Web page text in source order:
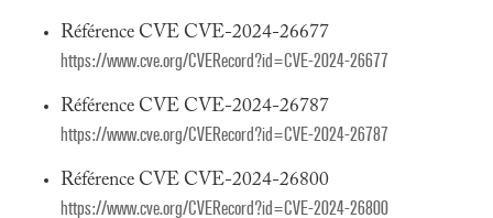
Référence CVE CVE-2024-26677
https://www.cve.org/CVERecord?id=CVE-2024-26677
Référence CVE CVE-2024-26787
https://www.cve.org/CVERecord?id=CVE-2024-26787
Référence CVE CVE-2024-26800
https://www.cve.org/CVERecord?id=CVE-2024-26800